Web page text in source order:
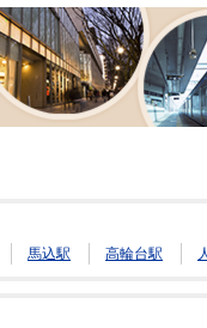
馬込駅 高輪台駅